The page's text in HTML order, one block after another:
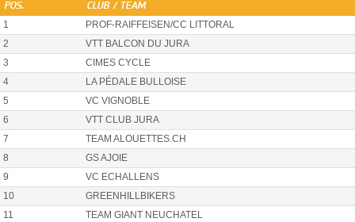
POS. CLUB / TEAM
1
PROF-RAIFFEISEN/CC LITTORAL
2
VTT BALCON DU JURA
3
CIMES CYCLE
4
LA PÉDALE BULLOISE
5
VC VIGNOBLE
6
VTT CLUB JURA
7
TEAM ALOUETTES.CH
8
GS AJOIE
9
VC ECHALLENS
10
GREENHILLBIKERS
11
TEAM GIANT NEUCHATEL